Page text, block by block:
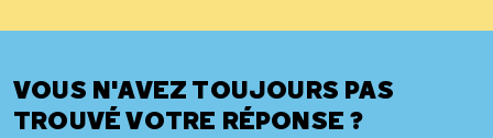
VOUS N'AVEZ TOUJOURS PAS
TROUVÉ VOTRE RÉPONSE ?